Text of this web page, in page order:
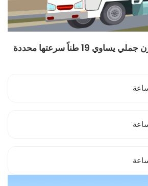
7. هذه الشاحنة لها وزن جملي يساوي 19 طناً سرعتها محددة